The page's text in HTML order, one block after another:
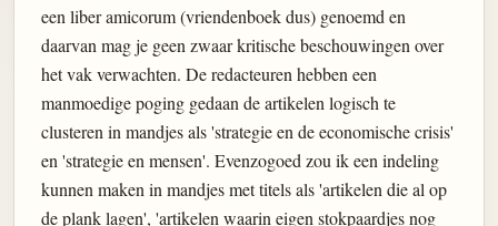
een liber amicorum (vriendenboek dus) genoemd en
daarvan mag je geen zwaar kritische beschouwingen over
het vak verwachten. De redacteuren hebben een
manmoedige poging gedaan de artikelen logisch te
clusteren in mandjes als 'strategie en de economische crisis'
en 'strategie en mensen'. Evenzogoed zou ik een indeling
kunnen maken in mandjes met titels als 'artikelen die al op
de plank lagen', 'artikelen waarin eigen stokpaardjes nog